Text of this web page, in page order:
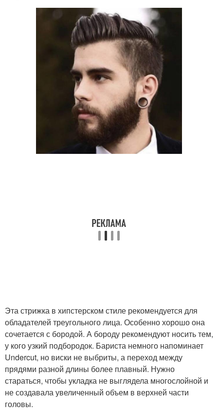
Эта стрижка в хипстерском стиле рекомендуется для
обладателей треугольного лица. Особенно хорошо она
сочетается с бородой. А бороду рекомендуют носить тем,
у кого узкий подбородок. Бариста немного напоминает
Undercut, но виски не выбриты, а переход между
прядями разной длины более плавный. Нужно
стараться, чтобы укладка не выглядела многослойной и
не создавала увеличенный объем в верхней части
головы.